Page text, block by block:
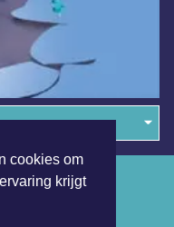
cookies om
krijgt